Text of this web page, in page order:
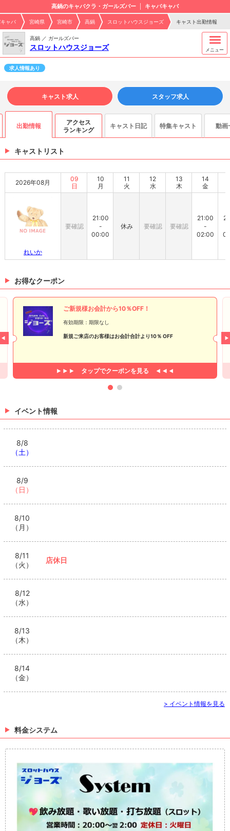
高鍋のキャバクラ・ガールズバー キャバキャバ
ャバ 宮崎県 宮崎市 高鍋 スロットハウスジョーズ キャスト出勤情報
高鍋 ／ ガールズバー
スロットハウスジョーズ メニュー
求人情報あり
キャスト求人 スタッフ求人
出勤情報
アクセス
ランキング
キャスト日記 特集キャスト 動画
キャストリスト
2026年08月
09
日
10
月
11
火
12
水
13
木
14
金
れいか
要確認
21:00
-
00:00
休み 要確認 要確認
21:00
-
02:00
お得なクーポン
ご新規様お会計から10％OFF！
有効期限：期限なし
新規ご来店のお客様はお会計合計より10％ OFF
タップでクーポンを見る
イベント情報
8/8
（土）
8/9
（日）
8/10
（月）
8/11
（火）
店休日
8/12
（水）
8/13
（木）
8/14
（金）
> イベント情報を見る
料金システム